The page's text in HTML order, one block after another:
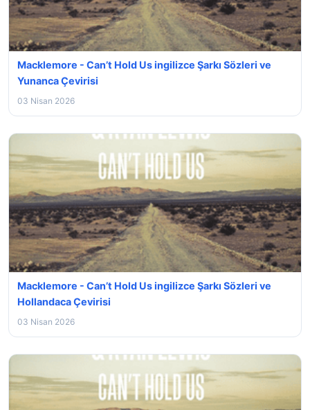
Macklemore - Can’t Hold Us ingilizce Şarkı Sözleri ve
Yunanca Çevirisi
03 Nisan 2026
Macklemore - Can’t Hold Us ingilizce Şarkı Sözleri ve
Hollandaca Çevirisi
03 Nisan 2026